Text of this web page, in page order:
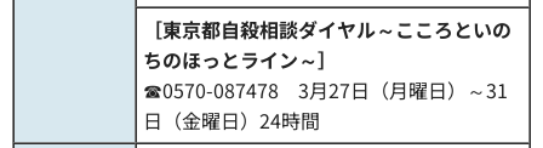
［東京都自殺相談ダイヤル～こころといの
ちのほっとライン～］
☎0570-087478 3月27日（月曜日）～31
日（金曜日）24時間